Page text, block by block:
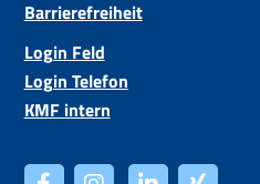
Barrierefreiheit
Login Feld
Login Telefon
KMF intern